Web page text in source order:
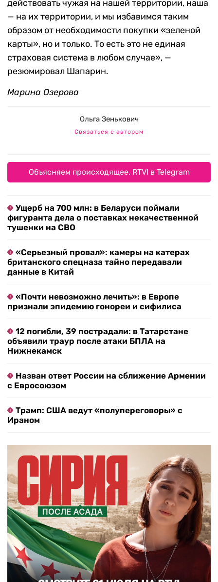
действовать чужая на нашей территории, наша
— на их территории, и мы избавимся таким
образом от необходимости покупки «зеленой
карты», но и только. То есть это не единая
страховая система в любом случае», —
резюмировал Шапарин.
Марина Озерова
Ольга Зенькович
Связаться с автором
Объясняем происходящее. RTVI в Telegram
Ущерб на 700 млн: в Беларуси поймали
фигуранта дела о поставках некачественной
тушенки на СВО
«Серьезный провал»: камеры на катерах
британского спецназа тайно передавали
данные в Китай
«Почти невозможно лечить»: в Европе
признали эпидемию гонореи и сифилиса
12 погибли, 39 пострадали: в Татарстане
объявили траур после атаки БПЛА на
Нижнекамск
Назван ответ России на сближение Армении
с Евросоюзом
Трамп: США ведут «полупереговоры» с
Ираном